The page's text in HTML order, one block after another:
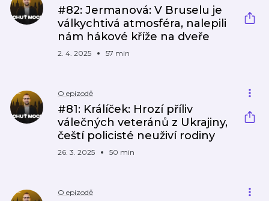
#82: Jermanová: V Bruselu je
válkychtivá atmosféra, nalepili
nám hákové kříže na dveře
2. 4. 2025 57 min
O epizodě
#81: Králíček: Hrozí příliv
válečných veteránů z Ukrajiny,
čeští policisté neuživí rodiny
26. 3. 2025 50 min
O epizodě